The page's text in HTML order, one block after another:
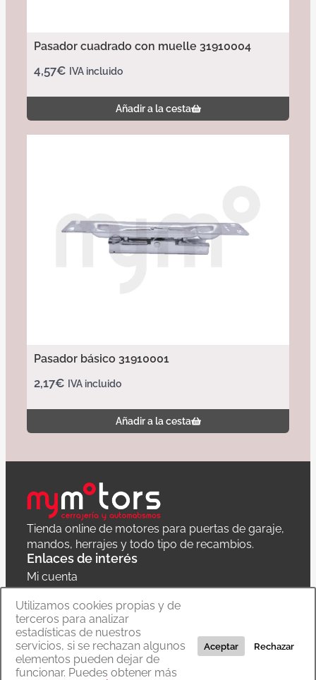
Pasador cuadrado con muelle 31910004
4,57€ IVA incluido
Añadir a la cesta
Pasador básico 31910001
2,17€ IVA incluido
Añadir a la cesta
Tienda online de motores para puertas de garaje,
mandos, herrajes y todo tipo de recambios.
Enlaces de interés
Mi cuenta
Política de privacidad
Carrito
Copyright © 2020 MyMoTors cerrajería y automatismos
Utilizamos cookies propias y de
terceros para analizar
estadísticas de nuestros
servicios, si se rechazan algunos
elementos pueden dejar de
funcionar. Puedes obtener más
Aceptar Rechazar